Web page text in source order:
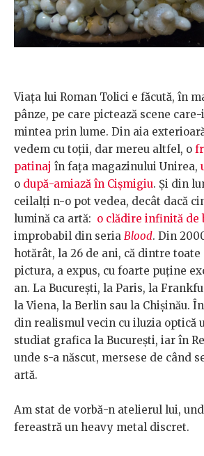
Viața lui Roman Tolici e făcută, în
pânze, pe care pictează scene
mintea prin lume. Din aia
vedem cu toții, dar mereu altfel, o
patinaj în fața magazinului Unirea,
o după-amiază în Cișmigiu. Și din
ceilalți n-o pot vedea, decât dacă
lumină ca artă: o clădire infinită de
improbabil din seria Blood. Din
hotărât, la 26 de ani, că dintre
pictura, a expus, cu foarte puține
an. La București, la Paris, la
la Viena, la Berlin sau la Chișinău.
din realismul vecin cu iluzia optică
studiat grafica la București, iar în
unde s-a născut, mersese de când
artă.
Am stat de vorbă-n atelierul lui,
fereastră un heavy metal discret.